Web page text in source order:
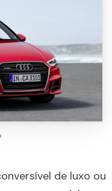
de luxo ou